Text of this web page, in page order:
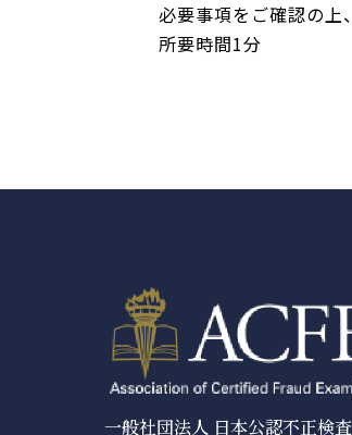
必要事項をご確認の上
所要時間1分
一般社団法人 日本公認不正検